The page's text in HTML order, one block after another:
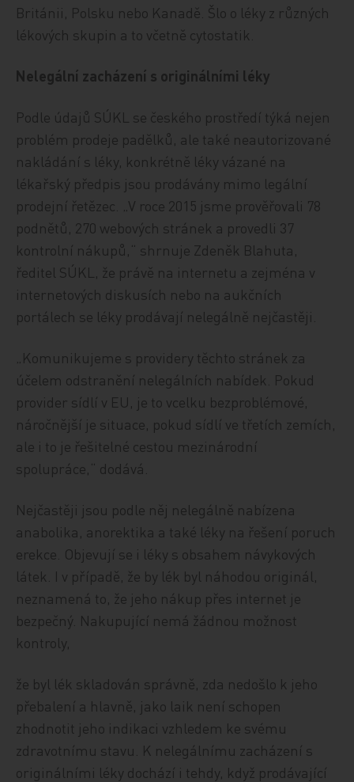
Británii, Polsku nebo Kanadě. Šlo o léky z různých
lékových skupin a to včetně cytostatik.
Nelegální zacházení s originálními léky
Podle údajů SÚKL se českého prostředí týká nejen
problém prodeje padělků, ale také neautorizované
nakládání s léky, konkrétně léky vázané na
lékařský předpis jsou prodávány mimo legální
prodejní řetězec. „V roce 2015 jsme prověřovali 78
podnětů, 270 webových stránek a provedli 37
kontrolní nákupů,“ shrnuje Zdeněk Blahuta,
ředitel SÚKL, že právě na internetu a zejména v
internetových diskusích nebo na aukčních
portálech se léky prodávají nelegálně nejčastěji.
„Komunikujeme s providery těchto stránek za
účelem odstranění nelegálních nabídek. Pokud
provider sídlí v EU, je to vcelku bezproblémové,
náročnější je situace, pokud sídlí ve třetích zemích,
ale i to je řešitelné cestou mezinárodní
spolupráce,“ dodává.
Nejčastěji jsou podle něj nelegálně nabízena
anabolika, anorektika a také léky na řešení poruch
erekce. Objevují se i léky s obsahem návykových
látek. I v případě, že by lék byl náhodou originál,
neznamená to, že jeho nákup přes internet je
bezpečný. Nakupující nemá žádnou možnost
kontroly,
že byl lék skladován správně, zda nedošlo k jeho
přebalení a hlavně, jako laik není schopen
zhodnotit jeho indikaci vzhledem ke svému
zdravotnímu stavu. K nelegálnímu zacházení s
originálními léky dochází i tehdy, když prodávající